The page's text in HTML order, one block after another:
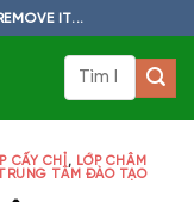
IT...
CẤY CHỈ , LỚP CHÂM
TÂM ĐÀO TẠO